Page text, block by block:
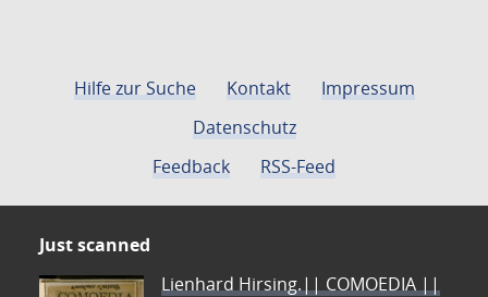
Hilfe zur Suche Kontakt
Impressum
Datenschutz
Feedback
RSS-Feed
Just scanned
Lienhard Hirsing.|| COMOEDIA ||